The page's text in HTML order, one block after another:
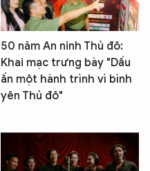
50 năm An ninh Thủ đô:
Khai mạc trưng bày "Dấu
ấn một hành trình vì bình
yên Thủ đô"